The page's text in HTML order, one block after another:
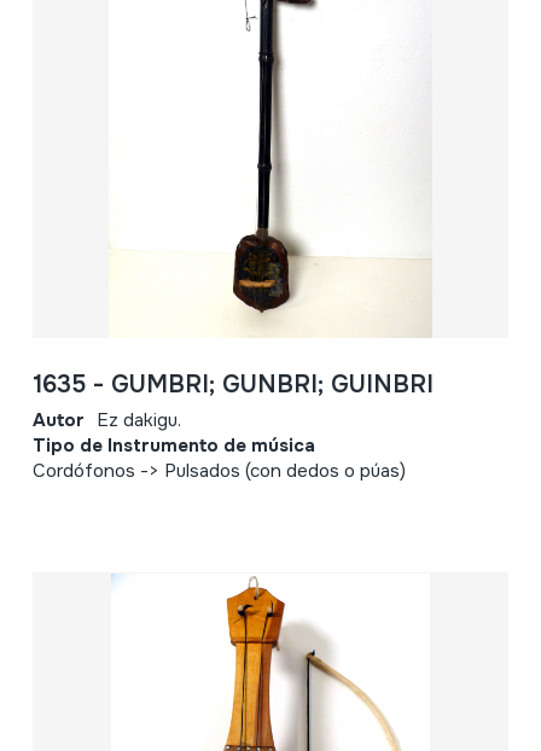
1635 - GUMBRI; GUNBRI; GUINBRI
Autor Ez dakigu.
Tipo de Instrumento de música
Cordófonos -> Pulsados (con dedos o púas)